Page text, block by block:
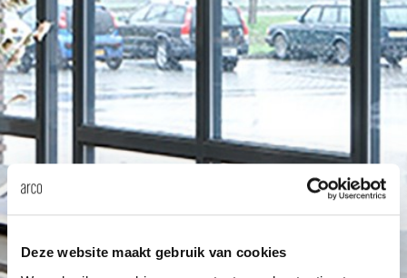
Deze website maakt gebruik van cookies
high
vision
cm15
cm21
cm22
uli
raw
jorre
About Arco